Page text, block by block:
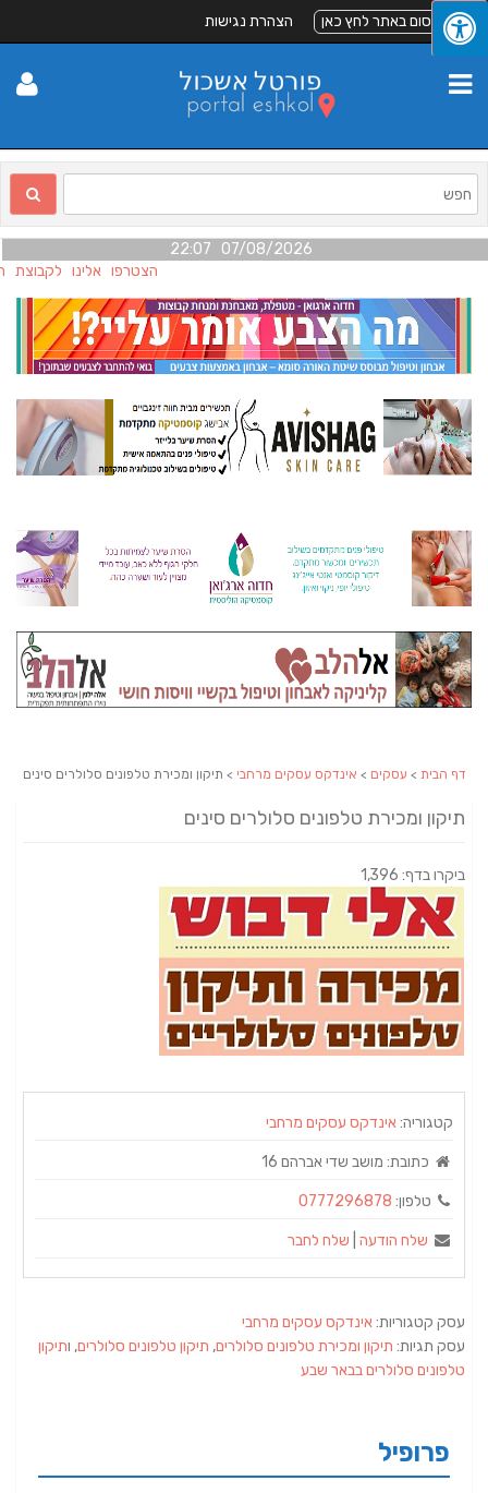
לפרסום באתר לחץ כאן הצהרת נגישות
07/08/2026 22:07
הצטרפו אלינו לקבוצת
דף הבית > עסקים > אינדקס עסקים מרחבי > תיקון ומכירת טלפונים סלולרים סינים
תיקון ומכירת טלפונים סלולרים סינים
ביקרו בדף: 1,396
קטגוריה:אינדקס עסקים מרחבי
כתובת: מושב שדי אברהם 16
טלפון: 0777296878
שלח הודעה שלח לחבר
עסק קטגוריות:אינדקס עסקים מרחבי
עסק תגיות: תיקון ומכירת טלפונים סלולרים, תיקון טלפונים סלולרים, ותיקון
טלפונים סלולרים בבאר שבע
פרופיל